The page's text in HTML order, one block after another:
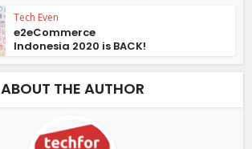
Tech Even
e2eCommerce
Indonesia 2020 is BACK!
ABOUT THE AUTHOR